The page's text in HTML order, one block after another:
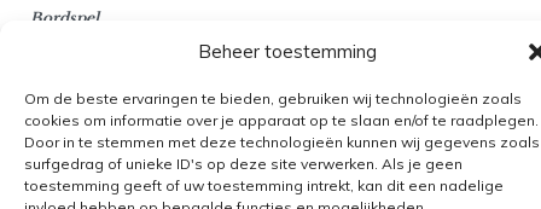
Beheer toestemming
Om de beste ervaringen te bieden, gebruiken wij technologieën zoals
cookies om informatie over je apparaat op te slaan en/of te raadplegen.
Door in te stemmen met deze technologieën kunnen wij gegevens zoals
surfgedrag of unieke ID's op deze site verwerken. Als je geen
toestemming geeft of uw toestemming intrekt, kan dit een nadelige
Bordspel
Algemene voorwaarden
Verzending